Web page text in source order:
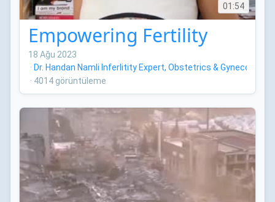
01:54
Empowering Fertility
18 Ağu 2023
·
Dr. Handan Namli Inferlitity Expert, Obstetrics &
· 4014 görüntüleme